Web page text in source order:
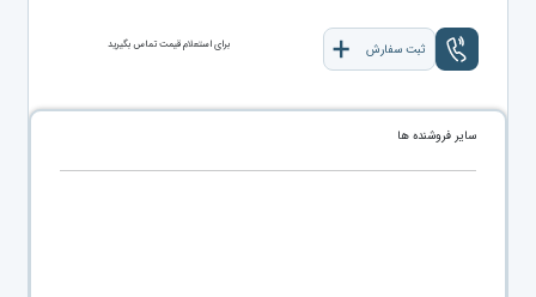
ثبت سفارش برای استعلام قیمت تماس بگیرید
سایر فروشنده ها